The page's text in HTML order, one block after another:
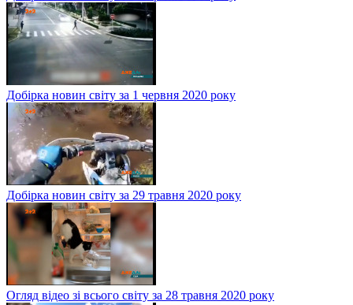
Добірка новин світу за 1 червня 2020 року
Добірка новин світу за 29 травня 2020 року
Огляд відео зі всього світу за 28 травня 2020 року